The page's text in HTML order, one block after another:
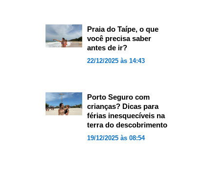
Praia do Taípe, o que
você precisa saber
antes de ir?
22/12/2025 às 14:43
Porto Seguro com
crianças? Dicas para
férias inesquecíveis na
terra do descobrimento
19/12/2025 às 08:54